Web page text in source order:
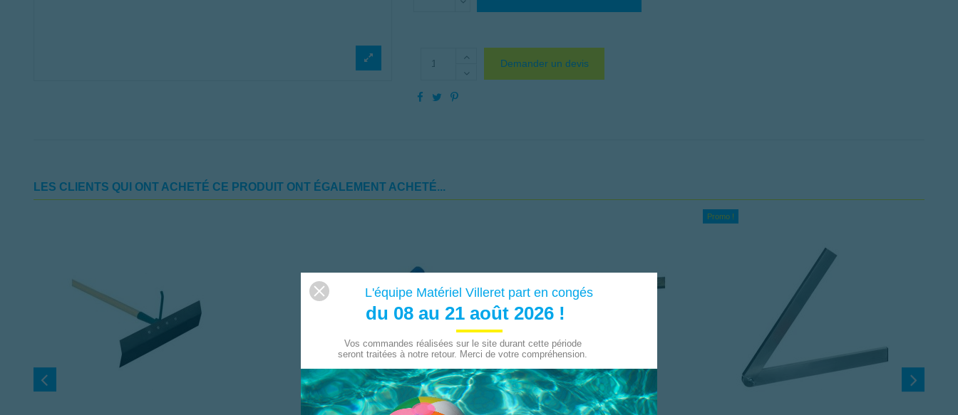
Demander un devis
LES CLIENTS QUI ONT ACHETÉ CE PRODUIT ONT ÉGALEMENT ACHETÉ...
Promo !
L'équipe Matériel Villeret part en congés
du 08 au 21 août 2026 !
Vos commandes réalisées sur le site durant cette période
seront traitées à notre retour. Merci de votre compréhension.